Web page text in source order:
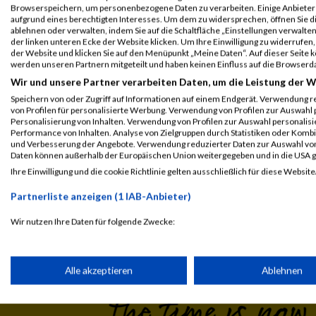
GPos = Geschlechter Position, KPos = Kategorie Position, TPos
Disqualifiziert
Laufsport Anmeldung
Browserspeichern, um personenbezogene Daten zu verarbeiten. Einige
aufgrund eines berechtigten Interesses. Um dem zu widersprechen, öffnen Sie
ablehnen oder verwalten, indem Sie auf die Schaltfläche „Einstellungen
der linken unteren Ecke der Website klicken. Um Ihre Einwilligung zu
der Website und klicken Sie auf den Menüpunkt „Meine Daten“. Auf dieser
werden unseren Partnern mitgeteilt und haben keinen Einfluss auf die
Wir und unsere Partner verarbeiten Daten, um die Leistung der
Speichern von oder Zugriff auf Informationen auf einem Endgerät. Verwendung
von Profilen für personalisierte Werbung. Verwendung von Profilen zur
Personalisierung von Inhalten. Verwendung von Profilen zur Auswahl
Performance von Inhalten. Analyse von Zielgruppen durch Statistiken oder
und Verbesserung der Angebote. Verwendung reduzierter Daten zur Auswahl
Daten können außerhalb der Europäischen Union weitergegeben und in die USA
Ihre Einwilligung und die cookie Richtlinie gelten ausschließlich für diese
Partnerliste anzeigen (1 IAB-Anbieter)
Wir nutzen Ihre Daten für folgende Zwecke:
Speichern von oder Zugriff auf Informationen auf einem
Verwendung reduzierter Daten zur Auswahl von
Alle akzeptieren Ablehnen